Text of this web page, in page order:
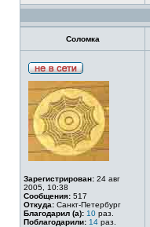
Соломка
Зарегистрирован: 24 авг
2005, 10:38
Сообщения: 517
Откуда: Санкт-Петербург
Благодарил (а): 10 раз.
Поблагодарили: 14 раз.